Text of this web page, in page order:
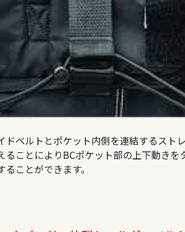
ドベルトとポケット内側を連結するスト
ることによりBCポケット部の上下動きを
ることができます。